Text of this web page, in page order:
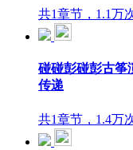
共1章节，1.1万
碰碰彭碰彭古筝
传递
共1章节，1.4万